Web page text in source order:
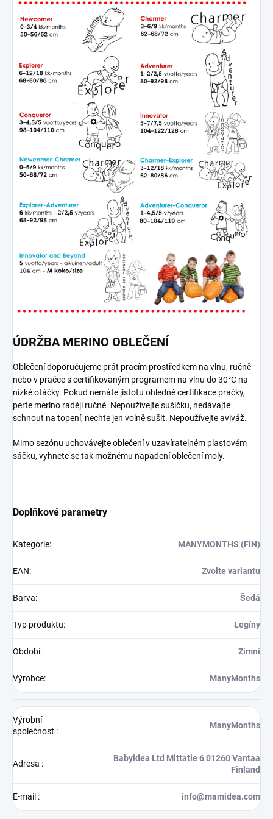
ÚDRŽBA MERINO OBLEČENÍ
Oblečení doporučujeme prát pracím prostředkem na vlnu, ručně
nebo v pračce s certifikovaným programem na vlnu do 30°C na
nízké otáčky. Pokud nemáte jistotu ohledně certifikace pračky,
perte merino raději ručně. Nepoužívejte sušičku, nedávajte
schnout na topení, nechte jen volně sušit. Nepoužívejte aviváž.
Mimo sezónu uchovávejte oblečení v uzavíratelném plastovém
sáčku, vyhnete se tak možnému napadení oblečení moly.
Doplňkové parametry
Kategorie: MANYMONTHS (FIN)
EAN: Zvolte variantu
Barva: Šedá
Typ produktu: Legíny
Období: Zimní
Výrobce: ManyMonths
Výrobní
společnost :
ManyMonths
Adresa :
Babyidea Ltd Mittatie 6 01260 Vantaa
Finland
E-mail : info@mamidea.com